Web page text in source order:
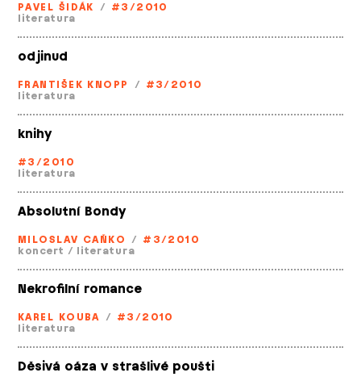
PAVEL ŠIDÁK / #3/2010
literatura
odjinud
FRANTIŠEK KNOPP / #3/2010
literatura
knihy
#3/2010
literatura
Absolutní Bondy
MILOSLAV CAŇKO / #3/2010
koncert / literatura
Nekrofilní romance
KAREL KOUBA / #3/2010
literatura
Děsivá oáza v strašlivé poušti